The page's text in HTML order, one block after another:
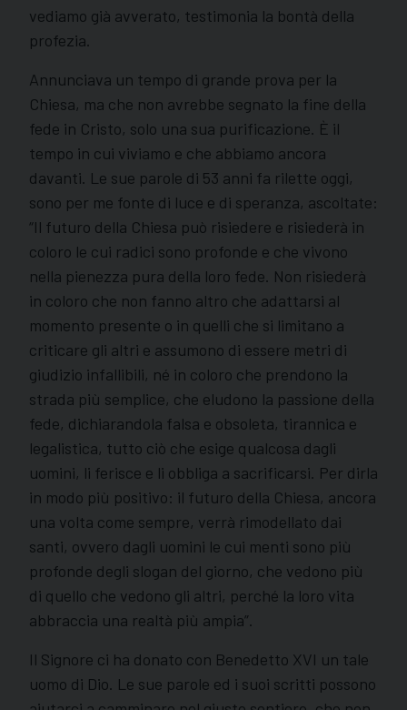
vediamo già avverato, testimonia la bontà della
profezia.
Annunciava un tempo di grande prova per la
Chiesa, ma che non avrebbe segnato la fine della
fede in Cristo, solo una sua purificazione. È il
tempo in cui viviamo e che abbiamo ancora
davanti. Le sue parole di 53 anni fa rilette oggi,
sono per me fonte di luce e di speranza, ascoltate:
“Il futuro della Chiesa può risiedere e risiederà in
coloro le cui radici sono profonde e che vivono
nella pienezza pura della loro fede. Non risiederà
in coloro che non fanno altro che adattarsi al
momento presente o in quelli che si limitano a
criticare gli altri e assumono di essere metri di
giudizio infallibili, né in coloro che prendono la
strada più semplice, che eludono la passione della
fede, dichiarandola falsa e obsoleta, tirannica e
legalistica, tutto ciò che esige qualcosa dagli
uomini, li ferisce e li obbliga a sacrificarsi. Per dirla
in modo più positivo: il futuro della Chiesa, ancora
una volta come sempre, verrà rimodellato dai
santi, ovvero dagli uomini le cui menti sono più
profonde degli slogan del giorno, che vedono più
di quello che vedono gli altri, perché la loro vita
abbraccia una realtà più ampia”.
Il Signore ci ha donato con Benedetto XVI un tale
uomo di Dio. Le sue parole ed i suoi scritti possono